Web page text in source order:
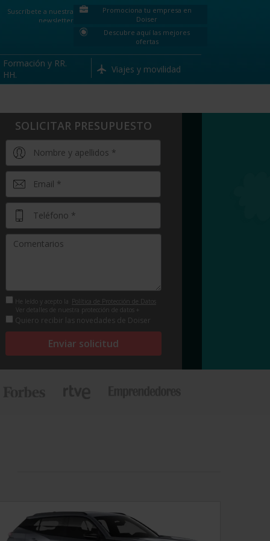
Suscríbete a nuestra
newsletter
Promociona tu empresa en
Doiser
Descubre aquí las mejores
ofertas
Formación y RR.
HH.
Viajes y movilidad
SOLICITAR PRESUPUESTO
He leído y acepto la Política de Protección de Datos
Ver detalles de nuestra protección de datos +
Quiero recibir las novedades de Doiser
Enviar solicitud